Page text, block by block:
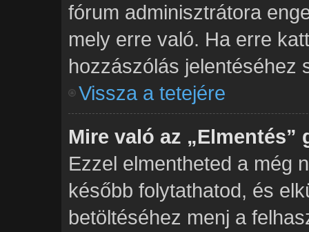
fórum adminisztrátora
mely erre való. Ha erre
hozzászólás jelentéséhez
Vissza a tetejére
Mire való az
Ezzel elmentheted a még
később folytathatod, és
betöltéséhez menj a